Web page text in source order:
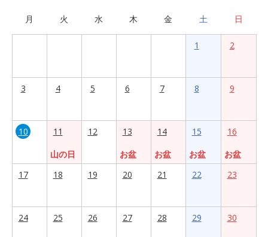
月 火 水 木 金 土 日
1 2
3 4 5 6 7 8 9
10
11
山の日
12
13
お盆
14
お盆
15
お盆
16
お盆
17
18 19 20 21 22 23
24 25 26 27 28 29 30